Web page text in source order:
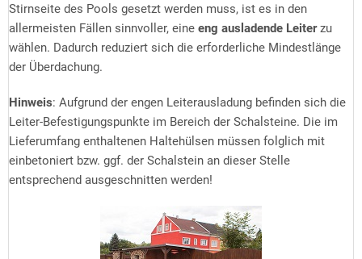
Stirnseite des Pools gesetzt werden muss, ist es in den
allermeisten Fällen sinnvoller, eine eng ausladende Leiterzu
wählen. Dadurch reduziert sich die erforderliche Mindestlänge
der Überdachung.
Hinweis: Aufgrund der engen Leiterausladung befinden sich die
Leiter-Befestigungspunkte im Bereich der Schalsteine. Die im
Lieferumfang enthaltenen Haltehülsen müssen folglich mit
einbetoniert bzw. ggf. der Schalstein an dieser Stelle
entsprechend ausgeschnitten werden!